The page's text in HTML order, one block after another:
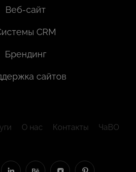
Веб-сайт
CRM
Брендинг
сайтов
О нас Контакты ЧаВО